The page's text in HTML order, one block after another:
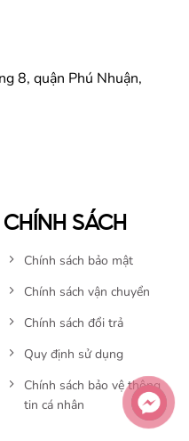
8, quận Phú Nhuận,
CHÍNH SÁCH
Chính sách bảo mật
Chính sách vận chuyển
Chính sách đổi trả
Quy định sử dụng
Chính sách bảo vệ thông
tin cá nhân